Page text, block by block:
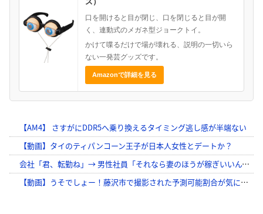
口を開けると目が閉じ、口を閉じると目が開
く、連動式のメガネ型ジョークトイ。
かけて喋るだけで場が壊れる、説明の一切いら
ない一発芸グッズです。
Amazonで詳細を見る